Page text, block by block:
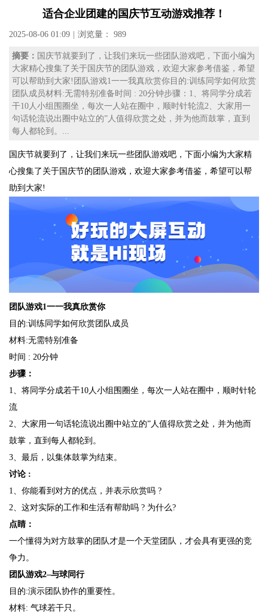
适合企业团建的国庆节互动游戏推荐！
2025-08-06 01:09 浏览量： 989
摘要： 国庆节就要到了，让我们来玩一些团队游戏吧，下面小编为
大家精心搜集了关于国庆节的团队游戏，欢迎大家参考借鉴，希望
可以帮助到大家!团队游戏1一一我真欣赏你目的:训练同学如何欣赏
团队成员材料:无需特别准备时间 : 20分钟步骤：1、将同学分成若
干10人小组围圈坐，每次一人站在圈中，顺时针轮流2、大家用一
句话轮流说出圈中站立的”人值得欣赏之处，并为他而鼓掌，直到
每人都轮到。...
国庆节就要到了，让我们来玩一些团队游戏吧，下面小编为大家精
心搜集了关于国庆节的团队游戏，欢迎大家参考借鉴，希望可以帮
助到大家!
团队游戏1一一我真欣赏你
目的:训练同学如何欣赏团队成员
材料:无需特别准备
时间 : 20分钟
步骤：
1、将同学分成若干10人小组围圈坐，每次一人站在圈中，顺时针轮
流
2、大家用一句话轮流说出圈中站立的”人值得欣赏之处，并为他而
鼓掌，直到每人都轮到。
3、最后，以集体鼓掌为结束。
讨论 :
1、你能看到对方的优点，并表示欣赏吗 ?
2、这对实际的工作和生活有帮助吗 ? 为什么?
点睛：
一个懂得为对方鼓掌的团队才是一个天堂团队，才会具有更强的竞
争力。
团队游戏2–与球同行
目的:演示团队协作的重要性。
材料: 气球若干只。